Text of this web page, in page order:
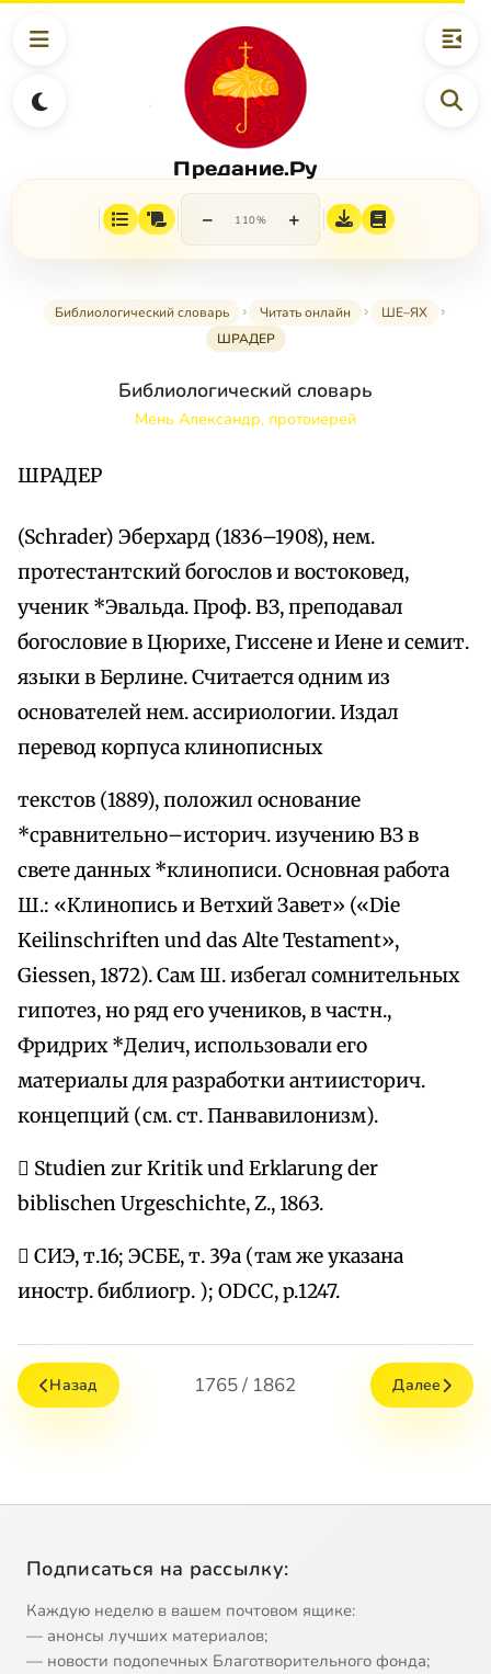
Предание.Ру
− 110% +
Библиологический словарь Читать онлайн
ШЕ–ЯХ
ШРАДЕР
Библиологический словарь
Мень Александр, протоиерей
ШРАДЕР
(Schrader) Эберхард (1836–1908), нем.
протестантский богослов и востоковед,
ученик *Эвальда. Проф. ВЗ, преподавал
богословие в Цюрихе, Гиссене и Иене и семит.
языки в Берлине. Считается одним из
основателей нем. ассириологии. Издал
перевод корпуса клинописных
текстов (1889), положил основание
*сравнительно–историч. изучению ВЗ в
свете данных *клинописи. Основная работа
Ш.: «Клинопись и Ветхий Завет» («Die
Keilinschriften und das Alte Testament»,
Giessen, 1872). Сам Ш. избегал сомнительных
гипотез, но ряд его учеников, в частн.,
Фридрих *Делич, использовали его
материалы для разработки антиисторич.
концепций (см. ст. Панвавилонизм).
 Studien zur Kritik und Erklarung der
biblischen Urgeschichte, Z., 1863.
 СИЭ, т.16; ЭСБЕ, т. 39a (там же указана
иностр. библиогр. ); ОDCC, p.1247.
Назад 1765 / 1862 Далее
Подписаться на рассылку:
Каждую неделю в вашем почтовом ящике:
— анонсы лучших материалов;
— новости подопечных Благотворительного фонда;